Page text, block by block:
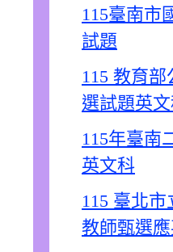
115臺南市
試題
115 教育
選試題英
115年臺南
英文科
115 臺北
教師甄選